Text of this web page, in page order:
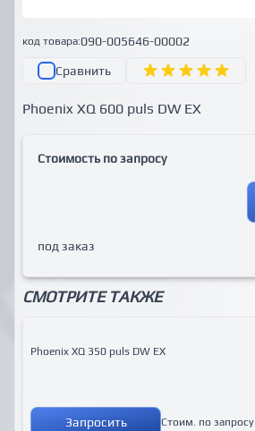
код товара:090-005646-00002
Сравнить
Phoenix XQ 600 puls DW EX
Стоимость по запросу
под заказ
СМОТРИТЕ ТАКЖЕ
Phoenix XQ 350 puls DW EX
Запросить Стоим. по запросу